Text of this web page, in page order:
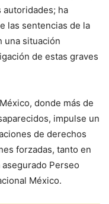
ha
las sentencias de la
una situación
de estas graves
donde más de
impulse un
de derechos
forzadas, tanto en
Perseo
México.